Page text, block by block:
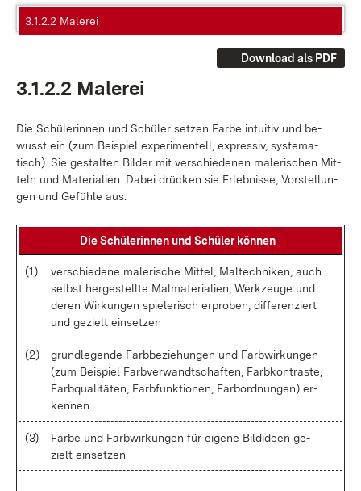
3.1.2.2 Malerei
Download als PDF
3.1.2.2 Ma­le­rei
Die Schü­le­rin­nen und Schü­ler set­zen Far­be in­tui­tiv und be­
wusst ein (zum Bei­spiel ex­pe­ri­men­tell, ex­pres­siv, sys­te­ma­
tisch). Sie ge­stal­ten Bil­der mit ver­schie­de­nen ma­le­ri­schen Mit­
teln und Ma­te­ria­li­en. Da­bei drü­cken sie Er­leb­nis­se, Vor­stel­lun­
gen und Ge­füh­le aus.
Die Schü­le­rin­nen und Schü­ler kön­nen
(1)
ver­schie­de­ne ma­le­ri­sche Mit­tel, Mal­tech­ni­ken, auch
selbst her­ge­stell­te Mal­ma­te­ria­li­en, Werk­zeu­ge und
de­ren Wir­kun­gen spie­le­risch er­pro­ben, dif­fe­ren­ziert
und ge­zielt ein­set­zen
(2)
grund­le­gen­de Farb­be­zie­hun­gen und Farb­wir­kun­gen
(zum Bei­spiel Farb­ver­wandt­schaf­ten, Farb­kon­tras­te,
Farb­qua­li­tä­ten, Farb­funk­tio­nen, Far­bord­nun­gen) er­
ken­nen
(3)
Far­be und Farb­wir­kun­gen für ei­ge­ne Bild­ide­en ge­
zielt ein­set­zen